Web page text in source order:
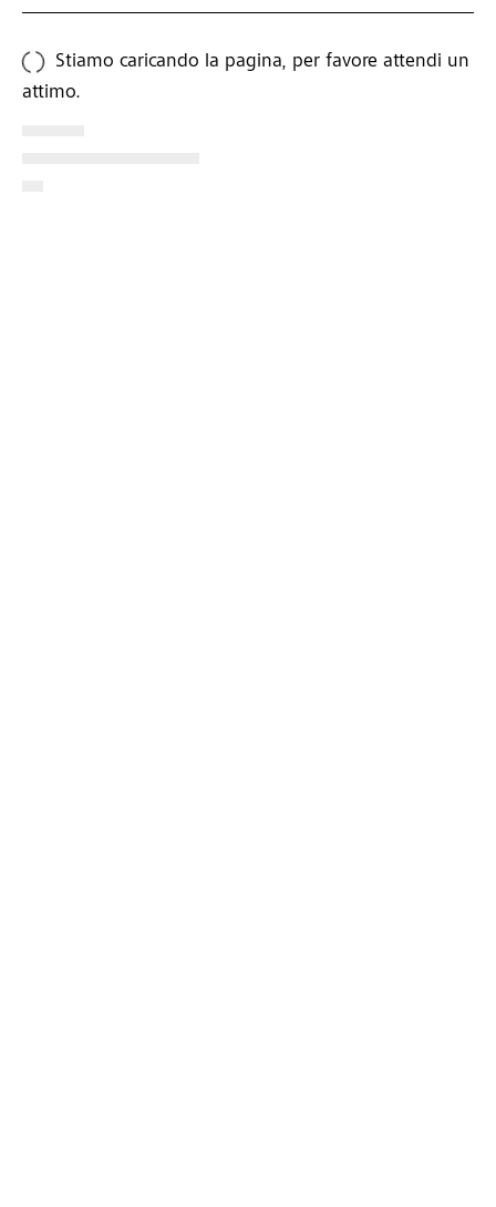
Stiamo caricando la pagina, per favore attendi un
attimo.